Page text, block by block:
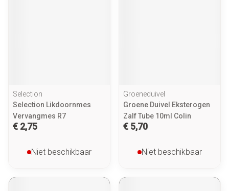
Selection
Selection Likdoornmes
Vervangmes R7
€ 2,75
Niet beschikbaar
Groeneduivel
Groene Duivel Eksterogen
Zalf Tube 10ml Colin
€ 5,70
Niet beschikbaar